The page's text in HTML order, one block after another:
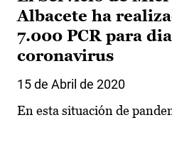
Albacete ha
7.000 PCR para
coronavirus
15 de Abril de 2020
En esta situación de